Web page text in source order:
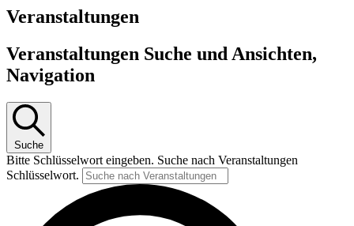
Veranstaltungen
Veranstaltungen Suche und Ansichten,
Navigation
Suche
Bitte Schlüsselwort eingeben. Suche nach Veranstaltungen
Schlüsselwort.